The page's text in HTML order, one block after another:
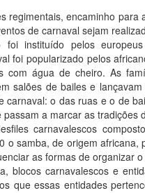
regimentais, encaminho
de carnaval sejam
foi instituído pelos
foi popularizado pelos
com água de cheiro. As
salões de bailes e
carnaval: o das ruas e o de
a marcar as tradições
carnavalescos
o samba, de origem
as formas de organizar
blocos carnavalescos e
que essas entidades